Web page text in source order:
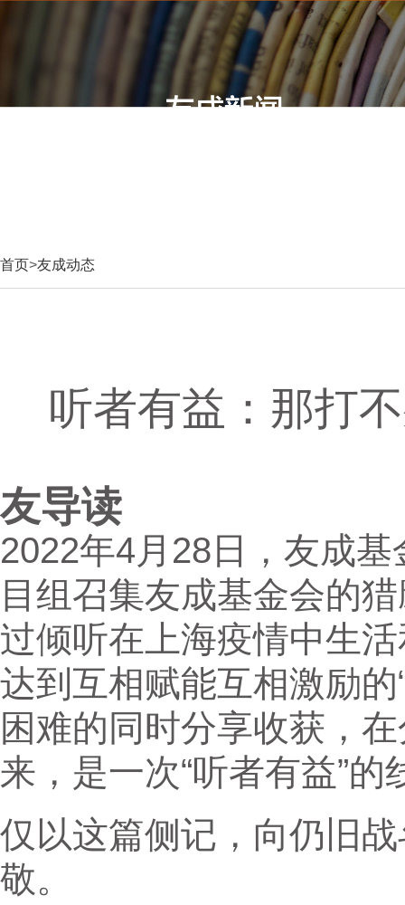
首页>友成动态
听者有益：那打
友导读
2022年4月28日，友成基
目组召集友成基金会的
过倾听在上海疫情中生
达到互相赋能互相激励的
困难的同时分享收获，
来，是一次“听者有益”的
仅以这篇侧记，向仍旧
敬。